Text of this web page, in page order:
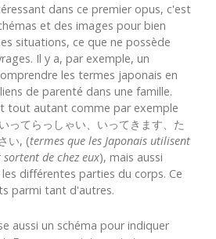
dans ce premier opus, c'est
et des images pour bien
situations, ce que ne possède
Il y a, par exemple, un
les termes japonais en
de parenté dans une famille.
tout autant comme par exemple
てらっしゃい、いってきます、た
い, (termes que les Japonais utilisent
de chez eux), mais aussi
différentes parties du corps. Ce
parmi tant d'autres.
aussi un schéma pour indiquer